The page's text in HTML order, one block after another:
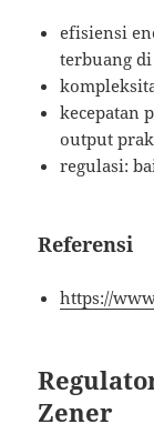
efisiensi
terbuang
kecepatan
output
regulasi:
Referensi
https://
Zener